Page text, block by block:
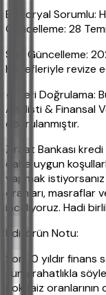
Editoryal Sorumlu:
Güncelleme: 28
Son Güncelleme:
hedefleriyle revize
✔ Veri Doğrulama:
Analisti & Finansal
doğrulanmıştır.
Ziraat Bankası
daha uygun
yapmak
oranları, masraflar
inceliyoruz. Hadi
Editörün Notu:
Son 10 yıldır
şunu rahatlıkla
çok faiz